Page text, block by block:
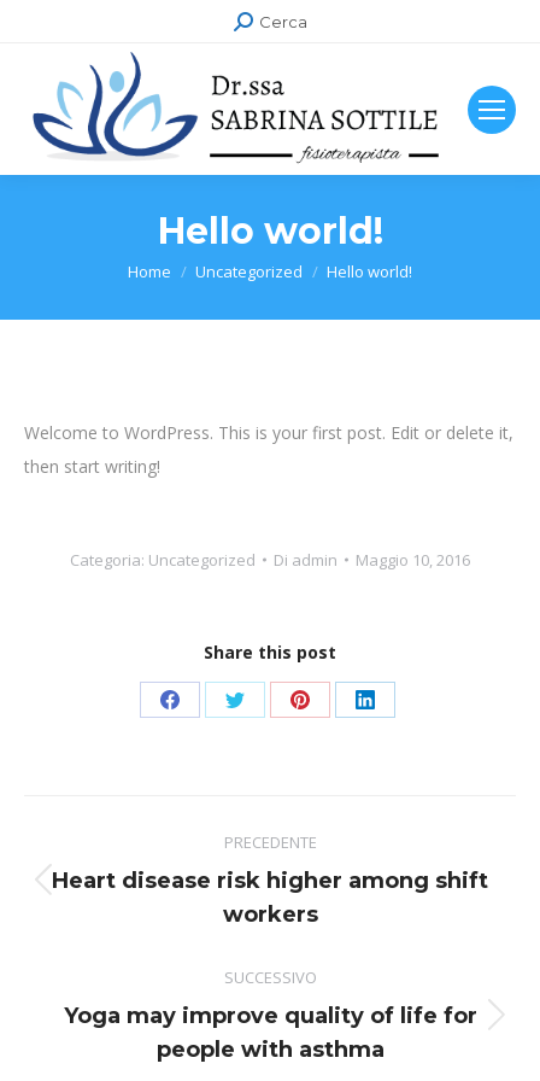
Cerca:Cerca
Hello world!
Tu sei qui:
Home Uncategorized Hello world!
Welcome to WordPress. This is your first post. Edit or delete it,
then start writing!
Categoria: Uncategorized Di admin Maggio 10, 2016
Share this post
CondividiCondividiCondividiCondividi
tra
PRECEDENTE
Post
precedente:
Heart disease risk higher among shift
workers
SUCCESSIVO
Prossimo
post:
Yoga may improve quality of life for
people with asthma